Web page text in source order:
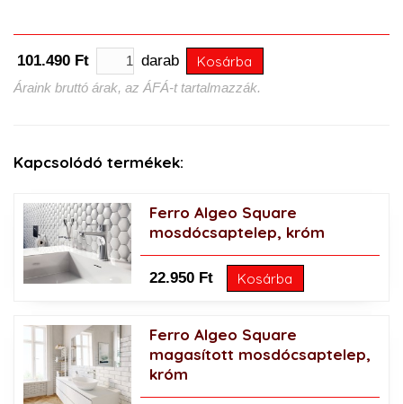
101.490 Ft darab Kosárba
Áraink bruttó árak, az ÁFÁ-t tartalmazzák.
Kapcsolódó termékek:
Ferro Algeo Square
mosdócsaptelep, króm
22.950 Ft Kosárba
Ferro Algeo Square
magasított mosdócsaptelep,
króm